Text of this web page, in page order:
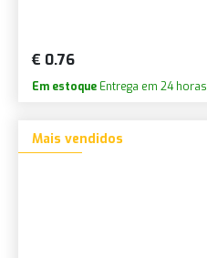
€ 0.76
Em estoque Entrega em 24 horas
Mais vendidos